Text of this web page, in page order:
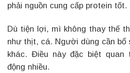
phải nguồn cung cấp protein tốt.
Dù tiện lợi, mì không thay thế
như thịt, cá. Người dùng cần bổ
khác. Điều này đặc biệt quan
động nhiều.